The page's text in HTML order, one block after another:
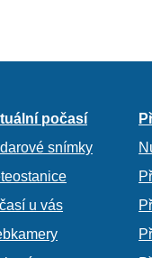
počasí
snímky
u vás